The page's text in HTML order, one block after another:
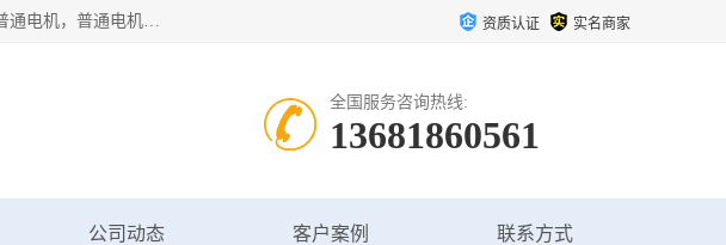
苏州布斯威机械设备有限公司主要经营：伺服油压机也是一款液压机；简单来说，传统的油压机，选用的是普通电机，普通电机容易发热，容易烧坏。伺服油压机采用先进的伺服电机，一般选用汇川 、日本大金、台达等品牌。伺服电机配套伺服泵还有伺服驱动器等部件，这样机器的电机过热，能耗的控制、机器工作的噪音都得到了完美的解决。 资质认证 实名商家
全国服务咨询热线:
13681860561
公司动态 客户案例 联系方式